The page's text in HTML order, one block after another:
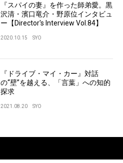
『スパイの妻』を作った師弟愛。黒
沢清・濱口竜介・野原位インタビュ
ー【Director's Interview Vol.84】
2020.10.15 SYO
『ドライブ・マイ・カー』対話
の“壁”を越える、「言葉」への知的
探求
2021.08.20 SYO